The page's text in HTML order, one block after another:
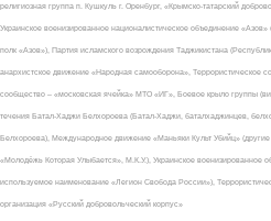
религиозная группа п. Кушкуль г. Оренбург, «Крымско-татарский
Украинское военизированное националистическое объединение
полк «Азов»), Партия исламского возрождения Таджикистана
анархистское движение «Народная самооборона», Террористическое
сообщество – «московская ячейка» МТО «ИГ», Боевое крыло группы
течения Батал-Хаджи Белхороева (Батал-Хаджи, баталхаджинцев,
Белхороева), Международное движение «Маньяки Культ Убийц»
«Молодёжь Которая Улыбается», М.К.У.), Украинское военизированное
используемое наименование «Легион Свобода России»),
организация «Русский добровольческий корпус»